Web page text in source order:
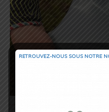
RETROUVEZ-NOUS SOUS NOTRE